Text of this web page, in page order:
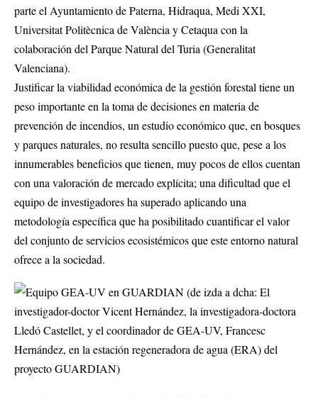
parte el Ayuntamiento de Paterna, Hidraqua, Medi XXI,
Universitat Politècnica de València y Cetaqua con la
colaboración del Parque Natural del Turia (Generalitat
Valenciana).
Justificar la viabilidad económica de la gestión forestal tiene un
peso importante en la toma de decisiones en materia de
prevención de incendios, un estudio económico que, en bosques
y parques naturales, no resulta sencillo puesto que, pese a los
innumerables beneficios que tienen, muy pocos de ellos cuentan
con una valoración de mercado explícita; una dificultad que el
equipo de investigadores ha superado aplicando una
metodología específica que ha posibilitado cuantificar el valor
del conjunto de servicios ecosistémicos que este entorno natural
ofrece a la sociedad.